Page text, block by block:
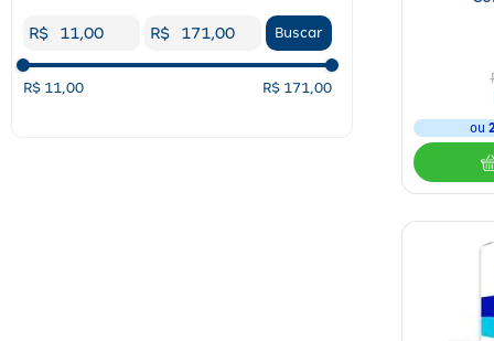
Cloridrato De Oximetazolina
(1)
Descongestionante Nasal
1 )
R$ R$ Buscar
R$ 11,00 R$ 171,00
ou 2